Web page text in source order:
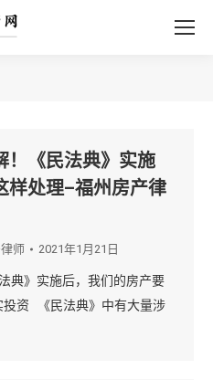
！《民法典》实施
样处理–福州房产律
师 2021年1月21日
典》实施后，我们的房产要
投资 《民法典》中有大量涉